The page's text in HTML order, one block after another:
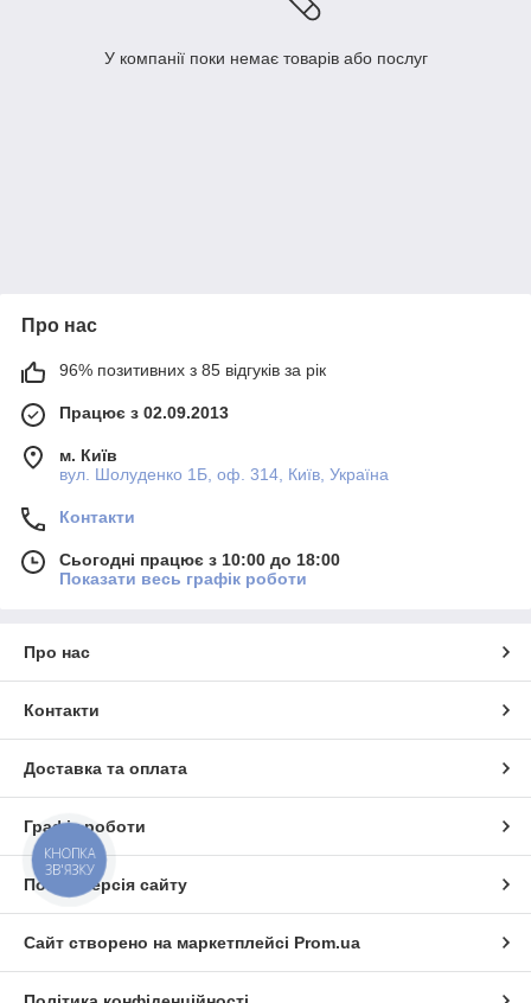
У компанії поки немає товарів або послуг
Про нас
96% позитивних з 85 відгуків за рік
Працює з 02.09.2013
м. Київ
вул. Шолуденко 1Б, оф. 314, Київ, Україна
Контакти
Сьогодні працює з 10:00 до 18:00
Показати весь графік роботи
Про нас
Контакти
Доставка та оплата
Графік роботи
Повна версія сайту
Сайт створено на маркетплейсі Prom.ua
КНОПКА
ЗВ'ЯЗКУ